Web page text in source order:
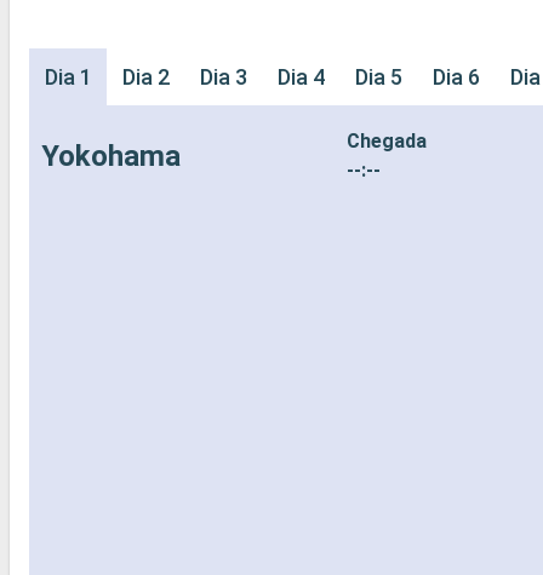
Dia 1 Dia 2 Dia 3 Dia 4 Dia 5 Dia 6
Yokohama
Chegada
--:--